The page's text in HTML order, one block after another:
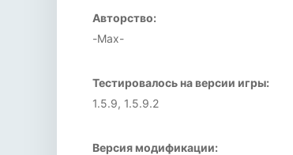
Авторство:
-Max-
Тестировалось на версии игры:
1.5.9, 1.5.9.2
Версия модификации: